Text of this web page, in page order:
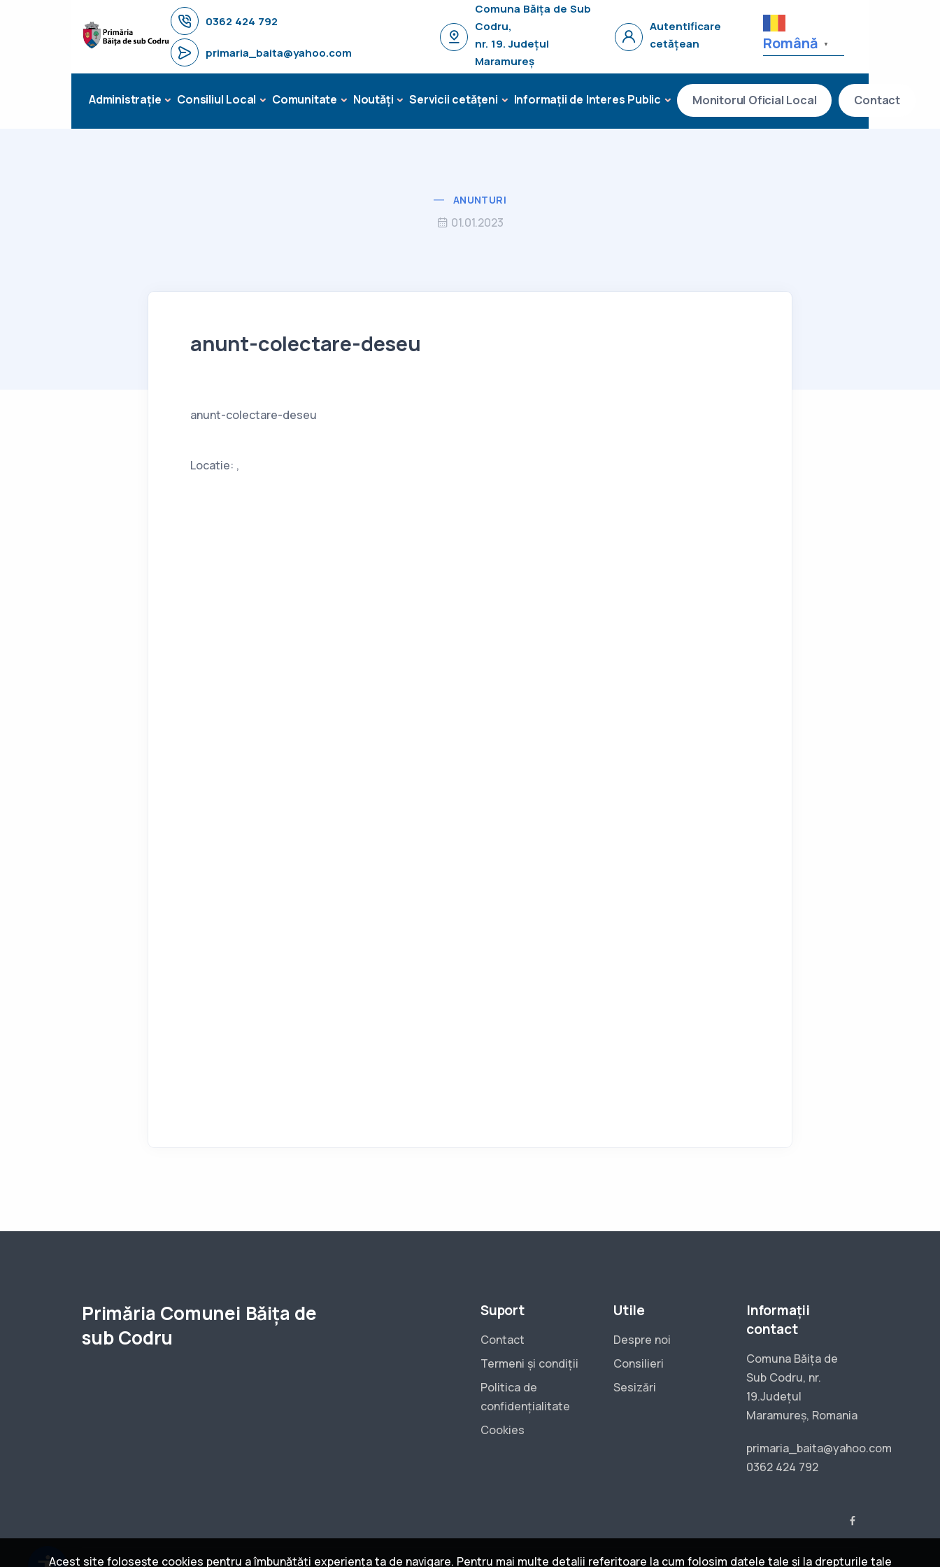
0362 424 792
primaria_baita@yahoo.com
Comuna Băița de Sub
Codru,
nr. 19. Județul
Maramureș
Autentificare
cetățean
Română ▼
Administrație Consiliul Local Comunitate Noutăți Servicii cetățeni Informații de Interes Public Monitorul Oficial Local Contact
ANUNTURI
01.01.2023
anunt-colectare-deseu
anunt-colectare-deseu
Locatie: ,
Primăria Comunei Băița de
sub Codru
Suport
Contact
Termeni și condiții
Politica de
confidențialitate
Cookies
Utile
Despre noi
Consilieri
Sesizări
Informații
contact
Comuna Băița de
Sub Codru, nr.
19.Județul
Maramureș, Romania
primaria_baita@yahoo.com
0362 424 792
Acest site folosește cookies pentru a îmbunătăți experiența ta de navigare. Pentru mai multe detalii referitoare la cum folosim datele tale și la drepturile tale